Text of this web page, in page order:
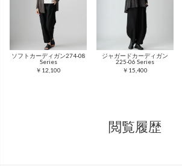
ソフトカーディガン274-08
Series
￥12,100
ジャガードカーディガン
225-06 Series
￥15,400
閲覧履歴